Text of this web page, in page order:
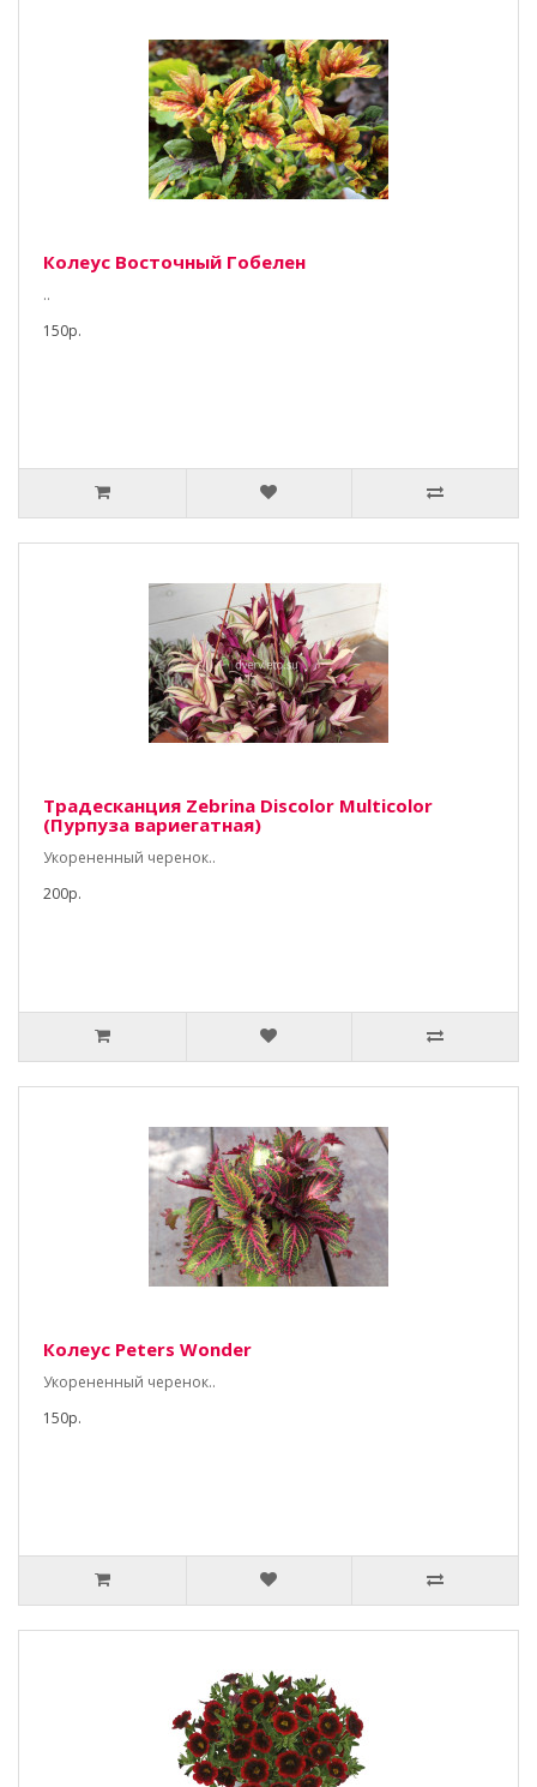
Колеус Восточный Гобелен
..
150р.
Традесканция Zebrina Discolor Multicolor
(Пурпуза вариегатная)
Укорененный черенок..
200р.
Колеус Peters Wonder
Укорененный черенок..
150р.